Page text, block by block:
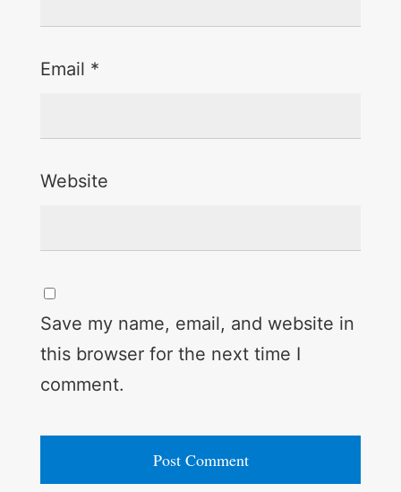
Email *
Website
Save my name, email, and website in
this browser for the next time I
comment.